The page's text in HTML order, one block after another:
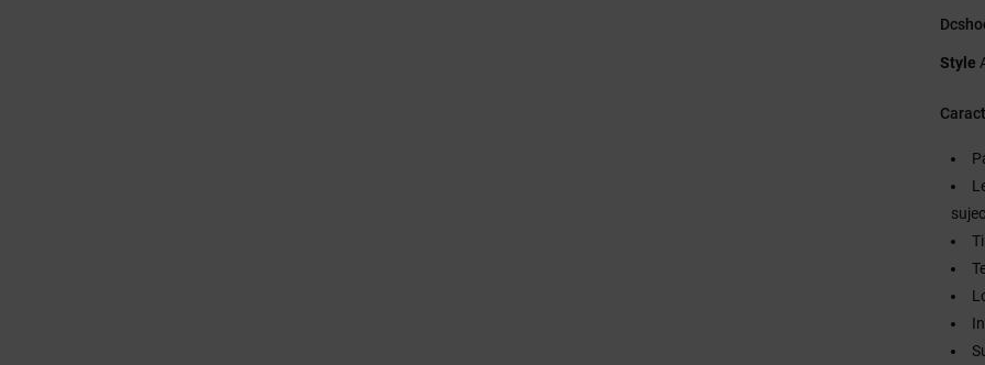
Style